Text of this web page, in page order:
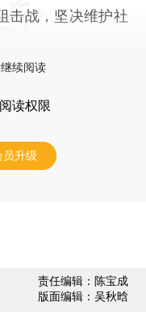
击战，坚决维护社
续阅读
读权限
员升级
责任编辑：陈宝成
版面编辑：吴秋晗